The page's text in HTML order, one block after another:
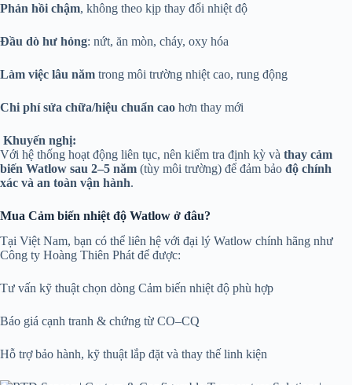
Phản hồi chậm, không theo kịp thay đổi nhiệt độ
Đầu dò hư hỏng: nứt, ăn mòn, cháy, oxy hóa
Làm việc lâu năm trong môi trường nhiệt cao, rung động
Chi phí sửa chữa/hiệu chuẩn cao hơn thay mới
Khuyến nghị:
Với hệ thống hoạt động liên tục, nên kiểm tra định kỳ và thay cảm
biến Watlow sau 2–5 năm (tùy môi trường) để đảm bảo độ chính
xác và an toàn vận hành.
Mua Cảm biến nhiệt độ Watlow ở đâu?
Tại Việt Nam, bạn có thể liên hệ với đại lý Watlow chính hãng như
Công ty Hoàng Thiên Phát để được:
Tư vấn kỹ thuật chọn dòng Cảm biến nhiệt độ phù hợp
Báo giá cạnh tranh & chứng từ CO–CQ
Hỗ trợ bảo hành, kỹ thuật lắp đặt và thay thế linh kiện